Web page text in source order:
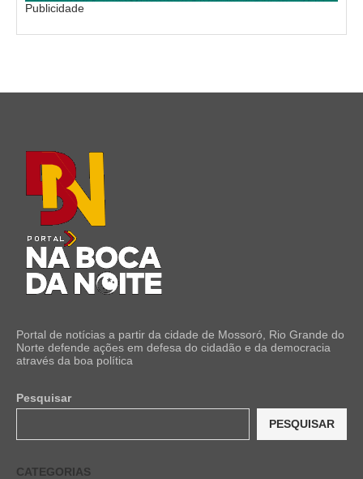
Publicidade
Portal de notícias a partir da cidade de Mossoró, Rio Grande do
Norte defende ações em defesa do cidadão e da democracia
através da boa política
Pesquisar
PESQUISAR
CATEGORIAS